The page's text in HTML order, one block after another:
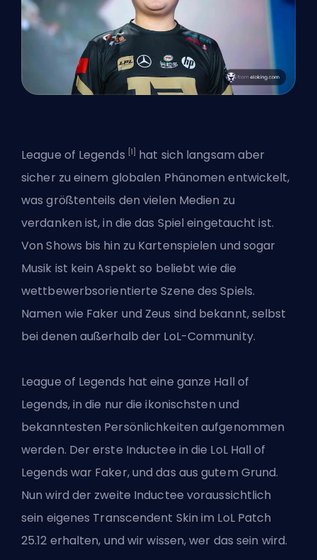
League of Legends [1]
hat sich langsam aber
sicher zu einem globalen Phänomen entwickelt,
was größtenteils den vielen Medien zu
verdanken ist, in die das Spiel eingetaucht ist.
Von Shows bis hin zu Kartenspielen und sogar
Musik ist kein Aspekt so beliebt wie die
wettbewerbsorientierte Szene des Spiels.
Namen wie Faker und Zeus sind bekannt, selbst
bei denen außerhalb der LoL-Community.
League of Legends hat eine ganze Hall of
Legends, in die nur die ikonischsten und
bekanntesten Persönlichkeiten aufgenommen
werden. Der erste Inductee in die LoL Hall of
Legends war Faker, und das aus gutem Grund.
Nun wird der zweite Inductee voraussichtlich
sein eigenes Transcendent Skin im LoL Patch
25.12 erhalten, und wir wissen, wer das sein wird.